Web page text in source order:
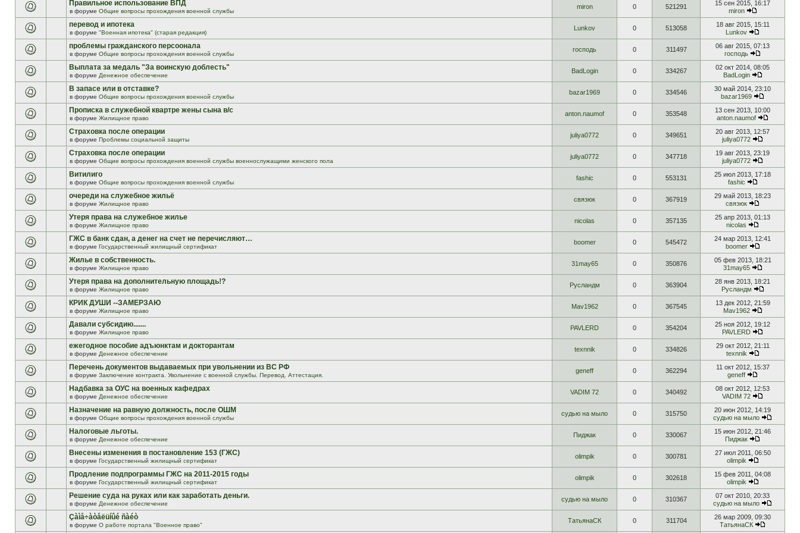
Правильное использование ВПД
в форуме Общие вопросы прохождения военной службы
miron 0 521291
15 сен 2015, 16:17
miron
перевод и ипотека
в форуме "Военная ипотека" (старая редакция)
Lunkov 0 513058
18 авг 2015, 15:11
Lunkov
проблемы гражданского персоонала
в форуме Общие вопросы прохождения военной службы
господь 0 311497
06 авг 2015, 07:13
господь
Выплата за медаль "За воинскую доблесть"
в форуме Денежное обеспечение
BadLogin 0 334267
02 окт 2014, 08:05
BadLogin
В запасе или в отставке?
в форуме Общие вопросы прохождения военной службы
bazar1969 0 334546
30 май 2014, 23:10
bazar1969
Прописка в служебной квартре жены сына в/с
в форуме Жилищное право
anton.naumof 0 353548
13 сен 2013, 10:00
anton.naumof
Страховка после операции
в форуме Проблемы социальной защиты
juliya0772 0 349651
20 авг 2013, 12:57
juliya0772
Страховка после операции
в форуме Общие вопросы прохождения военной службы военнослужащими женского пола
juliya0772 0 347718
19 авг 2013, 23:19
juliya0772
Витилиго
в форуме Общие вопросы прохождения военной службы
fashic 0 553131
25 июл 2013, 17:18
fashic
очереди на служебное жильё
в форуме Жилищное право
связюк 0 367919
29 май 2013, 18:23
связюк
Утеря права на служебное жилье
в форуме Жилищное право
nicolas 0 357135
25 апр 2013, 01:13
nicolas
ГЖС в банк сдан, а денег на счет не перечисляют…
в форуме Государственный жилищный сертификат
boomer 0 545472
24 мар 2013, 12:41
boomer
Жилье в собственность.
в форуме Жилищное право
31may65 0 350876
05 фев 2013, 18:21
31may65
Утеря права на дополнительную площадь!?
в форуме Жилищное право
Русландм 0 363904
28 янв 2013, 18:21
Русландм
КРИК ДУШИ --ЗАМЕРЗАЮ
в форуме Жилищное право
Mav1962 0 367545
13 дек 2012, 21:59
Mav1962
Давали субсидию.......
в форуме Жилищное право
PAVLERD 0 354204
25 ноя 2012, 19:12
PAVLERD
ежегодное пособие адъюнктам и докторантам
в форуме Денежное обеспечение
texnnik 0 334826
29 окт 2012, 21:11
texnnik
Перечень документов выдаваемых при увольнении из ВС РФ
в форуме Заключение контракта. Увольнение с военной службы. Перевод. Аттестация.
geneff 0 362294
11 окт 2012, 15:37
geneff
Надбавка за ОУС на военных кафедрах
в форуме Денежное обеспечение
VADIM 72 0 340492
08 окт 2012, 12:53
VADIM 72
Назначение на равную должность, после ОШМ
в форуме Общие вопросы прохождения военной службы
судью на мыло 0 315750
20 июн 2012, 14:19
судью на мыло
Налоговые льготы.
в форуме Денежное обеспечение
Пиджак 0 330067
15 июн 2012, 21:46
Пиджак
Внесены изменения в постановление 153 (ГЖС)
в форуме Государственный жилищный сертификат
olimpik 0 300781
27 июл 2011, 06:50
olimpik
Продление подпрограммы ГЖС на 2011-2015 годы
в форуме Государственный жилищный сертификат
olimpik 0 302618
15 фев 2011, 04:08
olimpik
Решение суда на руках или как заработать деньги.
в форуме Денежное обеспечение
судью на мыло 0 310367
07 окт 2010, 20:33
судью на мыло
Çàìå÷àòåëüíûé ñàéò
в форуме О работе портала "Военное право"
ТатьянаСК 0 311704
26 мар 2009, 09:30
ТатьянаСК